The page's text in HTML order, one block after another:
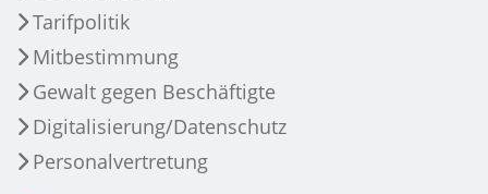
Tarifpolitik
Mitbestimmung
Gewalt gegen Beschäftigte
Digitalisierung/Datenschutz
Personalvertretung